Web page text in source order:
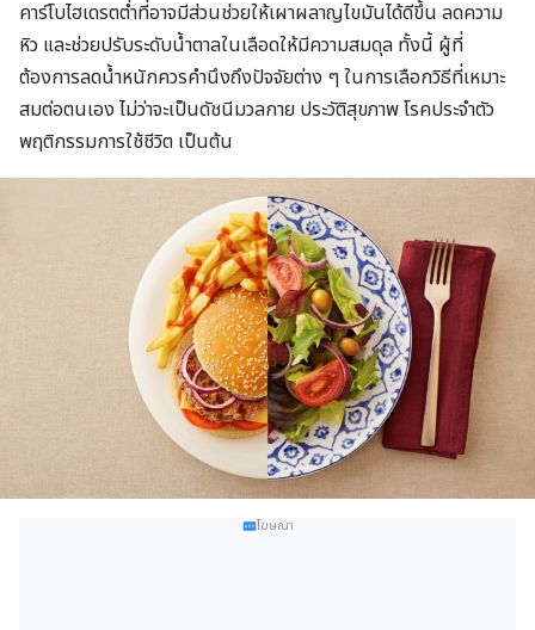
คาร์โบไฮเดรตต่ำที่อาจมีส่วนช่วยให้เผาผลาญไขมันได้ดีขึ้น ลดความ
หิว และช่วยปรับระดับน้ำตาลในเลือดให้มีความสมดุล ทั้งนี้ ผู้ที่
ต้องการลดน้ำหนักควรคำนึงถึงปัจจัยต่าง ๆ ในการเลือกวิธีที่เหมาะ
สมต่อตนเอง ไม่ว่าจะเป็นดัชนีมวลกาย ประวัติสุขภาพ โรคประจำตัว
พฤติกรรมการใช้ชีวิต เป็นต้น
โฆษณา